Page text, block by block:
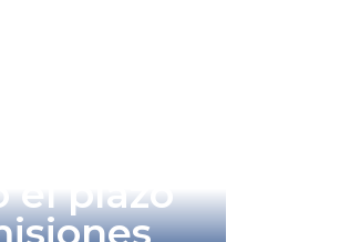
el plazo